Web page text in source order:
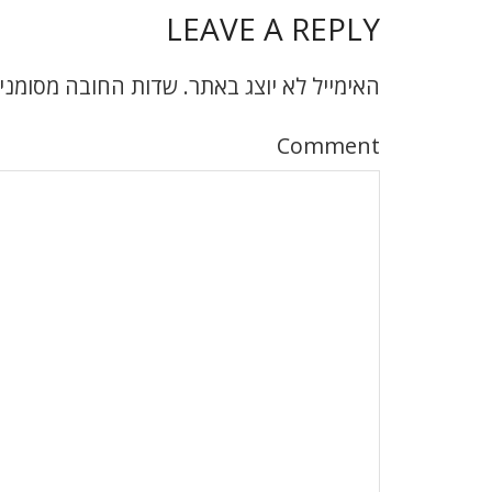
LEAVE A REPLY
האימייל לא יוצג באתר. שדות החובה
Comment